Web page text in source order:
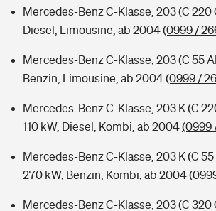
Mercedes-Benz C-Klasse, 203 (C 220
Diesel, Limousine, ab 2004(0999 /
Mercedes-Benz C-Klasse, 203 (C 55
Benzin, Limousine, ab 2004(0999 /
Mercedes-Benz C-Klasse, 203 K (C
110 kW, Diesel, Kombi, ab 2004(0999
Mercedes-Benz C-Klasse, 203 K (C 55
270 kW, Benzin, Kombi, ab 2004
Mercedes-Benz C-Klasse, 203 (C 320